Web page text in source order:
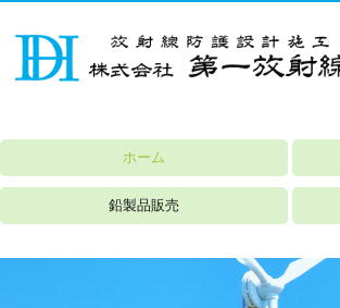
ホーム
鉛製品販売